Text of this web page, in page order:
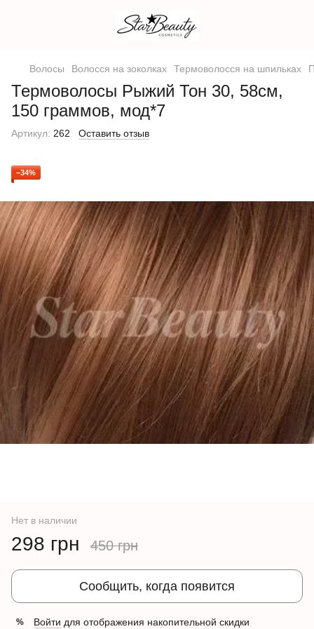
Волосы Волосся на зоколках Термоволосся на шпильках
Термоволосы Рыжий Тон 30, 58см,
150 граммов, мод*7
Артикул: 262 Оставить отзыв
−34%
Нет в наличии
298 грн 450 грн
Сообщить, когда появится
% Войти для отображения накопительной скидки